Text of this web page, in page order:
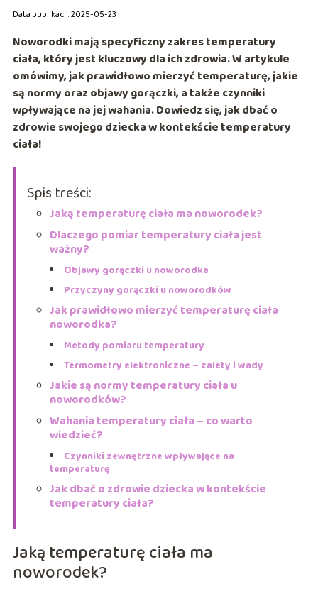
Data publikacji: 2025-05-23
Noworodki mają specyficzny zakres temperatury
ciała, który jest kluczowy dla ich zdrowia. W artykule
omówimy, jak prawidłowo mierzyć temperaturę, jakie
są normy oraz objawy gorączki, a także czynniki
wpływające na jej wahania. Dowiedz się, jak dbać o
zdrowie swojego dziecka w kontekście temperatury
ciała!
Spis treści:
Jaką temperaturę ciała ma noworodek?
Dlaczego pomiar temperatury ciała jest
ważny?
Objawy gorączki u noworodka
Przyczyny gorączki u noworodków
Jak prawidłowo mierzyć temperaturę ciała
noworodka?
Metody pomiaru temperatury
Termometry elektroniczne – zalety i wady
Jakie są normy temperatury ciała u
noworodków?
Wahania temperatury ciała – co warto
wiedzieć?
Czynniki zewnętrzne wpływające na
temperaturę
Jak dbać o zdrowie dziecka w kontekście
temperatury ciała?
Jaką temperaturę ciała ma
noworodek?